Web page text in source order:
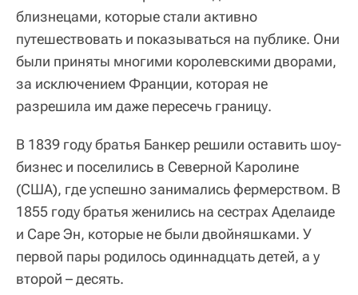
близнецами, которые стали активно
путешествовать и показываться на публике. Они
были приняты многими королевскими дворами,
за исключением Франции, которая не
разрешила им даже пересечь границу.
В 1839 году братья Банкер решили оставить шоу-
бизнес и поселились в Северной Каролине
(США), где успешно занимались фермерством. В
1855 году братья женились на сестрах Аделаиде
и Саре Эн, которые не были двойняшками. У
первой пары родилось одиннадцать детей, а у
второй – десять.